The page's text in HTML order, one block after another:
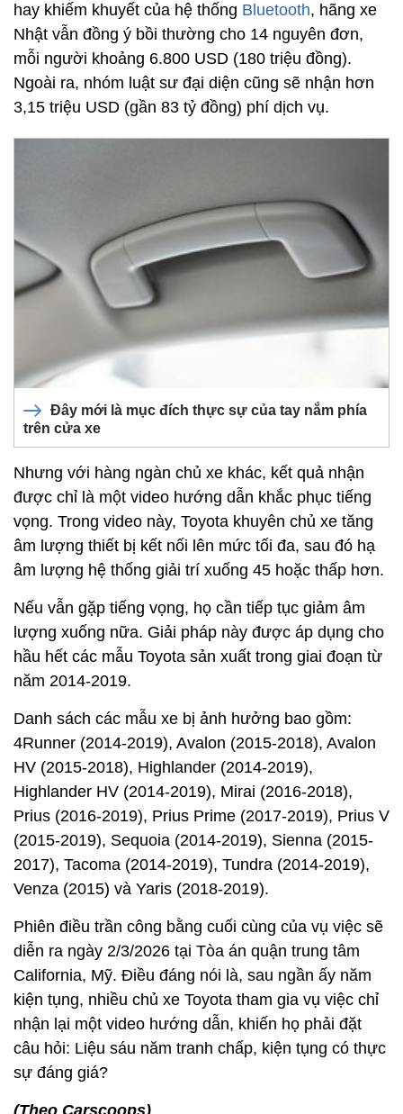
hay khiếm khuyết của hệ thống Bluetooth, hãng xe
Nhật vẫn đồng ý bồi thường cho 14 nguyên đơn,
mỗi người khoảng 6.800 USD (180 triệu đồng).
Ngoài ra, nhóm luật sư đại diện cũng sẽ nhận hơn
3,15 triệu USD (gần 83 tỷ đồng) phí dịch vụ.
Đây mới là mục đích thực sự của tay nắm phía
trên cửa xe
Nhưng với hàng ngàn chủ xe khác, kết quả nhận
được chỉ là một video hướng dẫn khắc phục tiếng
vọng. Trong video này, Toyota khuyên chủ xe tăng
âm lượng thiết bị kết nối lên mức tối đa, sau đó hạ
âm lượng hệ thống giải trí xuống 45 hoặc thấp hơn.
Nếu vẫn gặp tiếng vọng, họ cần tiếp tục giảm âm
lượng xuống nữa. Giải pháp này được áp dụng cho
hầu hết các mẫu Toyota sản xuất trong giai đoạn từ
năm 2014-2019.
Danh sách các mẫu xe bị ảnh hưởng bao gồm:
4Runner (2014-2019), Avalon (2015-2018), Avalon
HV (2015-2018), Highlander (2014-2019),
Highlander HV (2014-2019), Mirai (2016-2018),
Prius (2016-2019), Prius Prime (2017-2019), Prius V
(2015-2019), Sequoia (2014-2019), Sienna (2015-
2017), Tacoma (2014-2019), Tundra (2014-2019),
Venza (2015) và Yaris (2018-2019).
Phiên điều trần công bằng cuối cùng của vụ việc sẽ
diễn ra ngày 2/3/2026 tại Tòa án quận trung tâm
California, Mỹ. Điều đáng nói là, sau ngần ấy năm
kiện tụng, nhiều chủ xe Toyota tham gia vụ việc chỉ
nhận lại một video hướng dẫn, khiến họ phải đặt
câu hỏi: Liệu sáu năm tranh chấp, kiện tụng có thực
sự đáng giá?